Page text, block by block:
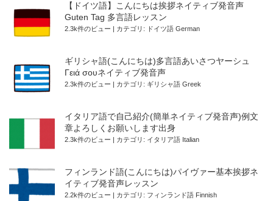
【ドイツ語】こんにちは挨拶ネイティブ発音声
Guten Tag 多言語レッスン
2.3k件のビュー カテゴリ: ドイツ語 German
ギリシャ語(こんにちは)多言語あいさつヤーシュ
Γειά σουネイティブ発音声
2.3k件のビュー カテゴリ: ギリシャ語 Greek
イタリア語で自己紹介(簡単ネイティブ発音声)例文
章よろしくお願いします出身
2.3k件のビュー カテゴリ: イタリア語 Italian
フィンランド語(こんにちは)パイヴァー基本挨拶ネ
イティブ発音声レッスン
2.2k件のビュー カテゴリ: フィンランド語 Finnish